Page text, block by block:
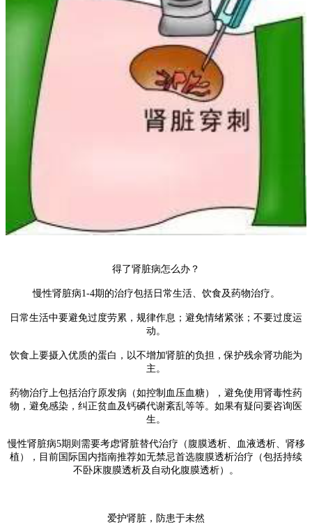
得了肾脏病怎么办？
慢性肾脏病1-4期的治疗包括日常生活、饮食及药物治疗。
日常生活中要避免过度劳累，规律作息；避免情绪紧张；不要过度运
动。
饮食上要摄入优质的蛋白，以不增加肾脏的负担，保护残余肾功能为
主。
药物治疗上包括治疗原发病（如控制血压血糖），避免使用肾毒性药
物，避免感染，纠正贫血及钙磷代谢紊乱等等。如果有疑问要咨询医
生。
慢性肾脏病5期则需要考虑肾脏替代治疗（腹膜透析、血液透析、肾移
植），目前国际国内指南推荐如无禁忌首选腹膜透析治疗（包括持续
不卧床腹膜透析及自动化腹膜透析）。
爱护肾脏，防患于未然